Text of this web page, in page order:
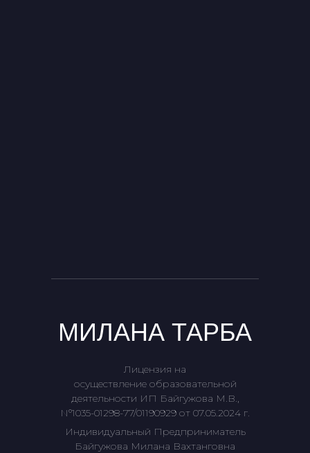
МИЛАНА ТАРБА
Индивидуальный Предприниматель
Байгужова Милана Вахтанговна
Лицензия на
осуществление образовательной
деятельности ИП Байгужова М.В.,
Nº1035-01298-77/01190929 от 07.05.2024 г.